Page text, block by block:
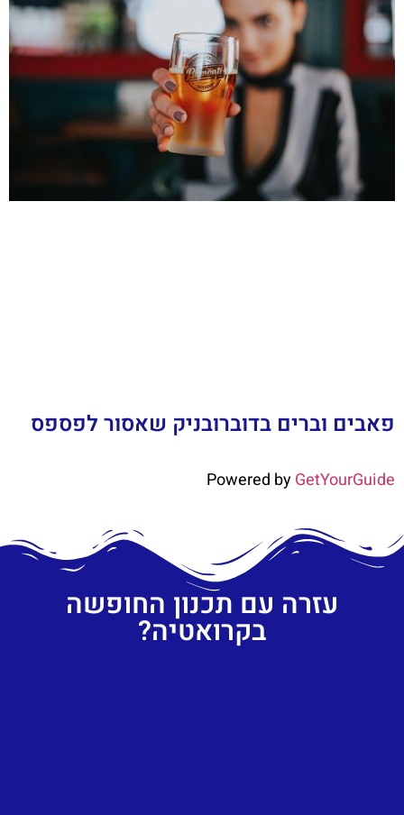
פאבים וברים בדוברובניק שאסור לפספס
Powered byGetYourGuide
עזרה עם תכנון החופשה
בקרואטיה?